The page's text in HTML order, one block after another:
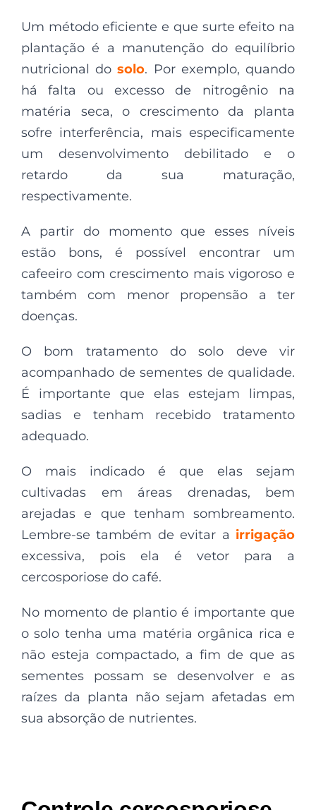
Um método eficiente e que surte efeito na
plantação é a manutenção do equilíbrio
nutricional dosolo. Por exemplo, quando
há falta ou excesso de nitrogênio na
matéria seca, o crescimento da planta
sofre interferência, mais especificamente
um desenvolvimento debilitado e o
retardo da sua maturação,
respectivamente.
A partir do momento que esses níveis
estão bons, é possível encontrar um
cafeeiro com crescimento mais vigoroso e
também com menor propensão a ter
doenças.
O bom tratamento do solo deve vir
acompanhado de sementes de qualidade.
É importante que elas estejam limpas,
sadias e tenham recebido tratamento
adequado.
O mais indicado é que elas sejam
cultivadas em áreas drenadas, bem
arejadas e que tenham sombreamento.
Lembre-se também de evitar a irrigação
excessiva, pois ela é vetor para a
cercosporiose do café.
No momento de plantio é importante que
o solo tenha uma matéria orgânica rica e
não esteja compactado, a fim de que as
sementes possam se desenvolver e as
raízes da planta não sejam afetadas em
sua absorção de nutrientes.